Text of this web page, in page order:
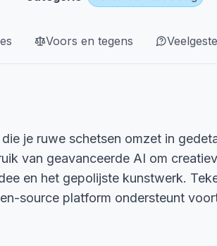
Voors en tegens
je ruwe schetsen omzet in
van geavanceerde AI om
en het gepolijste kunstwerk.
source platform ondersteunt